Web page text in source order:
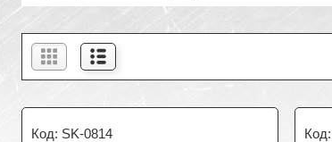
SK-0814